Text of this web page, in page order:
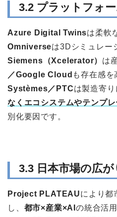
3.2 プラットフォ
Azure Digital Twinsは柔軟
Omniverseは3Dシミュレー
Siemens（Xcelerator） は
／Google Cloud も存在感を
Systèmes／PTCは製造寄
なくエコシステムやテンプ
別化要因です。
3.3 日本市場の広
Project PLATEAUにより都
し、 都市×産業×AIの統合活